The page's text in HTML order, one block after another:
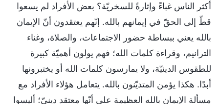
أكثر الناس غباءً وإثارةً للسخريّة؟ بعض الأفراد لم يسعوا
قطّ إلى الحقّ في إيمانهم بالله. إنّهم يعتقدون أنّ الإيمان
بالله يعني ببساطة حضور الاجتماعات، والصلاة، وغناء
الترانيم، وقراءة كلمات الله؛ فهم يولون أهميّة كبيرة
للطقوس الدينيّة، ولا يمارسون كلمات الله أو يختبرونها
أبدًا. هكذا يؤمن المتديّنون بالله. يتعامل هؤلاء الأفراد مع
مسألة الإيمان بالله العظيمة على أنّها معتقد دينيّ؛ أليسوا